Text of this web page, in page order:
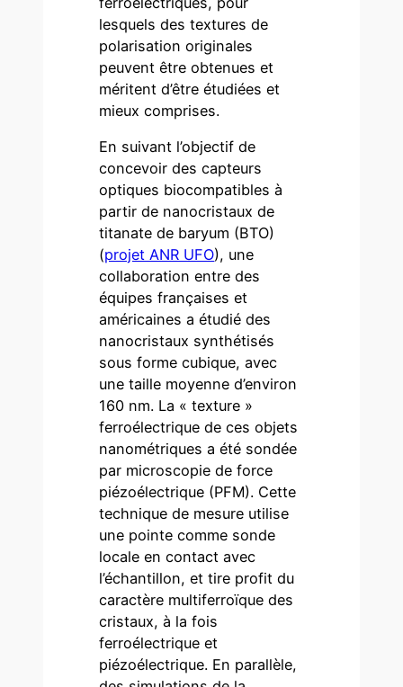
lesquels des textures de
polarisation originales
peuvent être obtenues et
méritent d’être étudiées et
mieux comprises.
En suivant l’objectif de
concevoir des capteurs
optiques biocompatibles à
partir de nanocristaux de
titanate de baryum (BTO)
(projet ANR UFO), une
collaboration entre des
équipes françaises et
américaines a étudié des
nanocristaux synthétisés
sous forme cubique, avec
une taille moyenne d’environ
160 nm. La « texture »
ferroélectrique de ces objets
nanométriques a été sondée
par microscopie de force
piézoélectrique (PFM). Cette
technique de mesure utilise
une pointe comme sonde
locale en contact avec
l’échantillon, et tire profit du
caractère multiferroïque des
cristaux, à la fois
ferroélectrique et
piézoélectrique. En parallèle,